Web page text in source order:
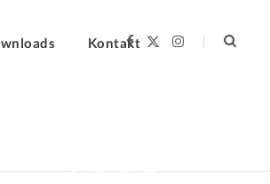
Kontakt
F
I